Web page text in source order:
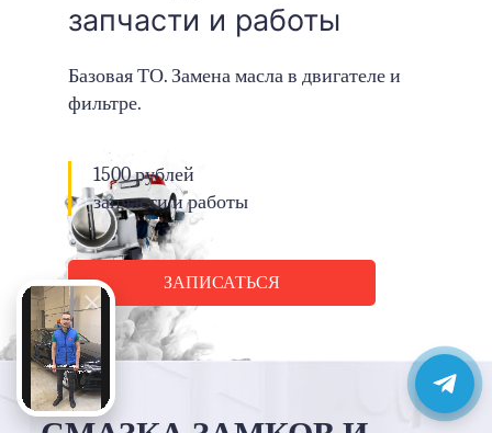
запчасти и работы
Базовая ТО. Замена масла в двигателе и
фильтре.
1500 рублей
запчасти и работы
ЗАПИСАТЬСЯ